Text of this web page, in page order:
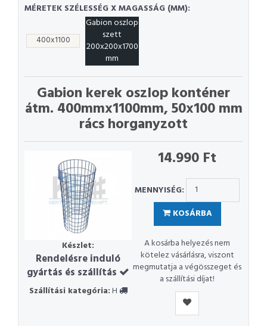
MÉRETEK SZÉLESSÉG X MAGASSÁG (MM):
400x1100
Gabion oszlop
szett
200x200x1700
mm
Gabion kerek oszlop konténer
átm. 400mmx1100mm, 50x100 mm
rács horganyzott
Készlet:
Rendelésre induló
gyártás és szállítás
Szállítási kategória:H
14.990 Ft
MENNYISÉG:
KOSÁRBA
A kosárba helyezés nem
kötelez vásárlásra, viszont
megmutatja a végösszeget és
a szállítási díjat!